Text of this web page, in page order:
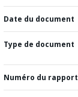
Date du document
Type de document
Numéro du rapport